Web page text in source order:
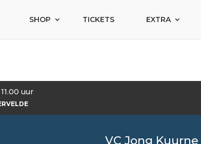
SHOP TICKETS EXTRA
uur
VC Jong Kuurne